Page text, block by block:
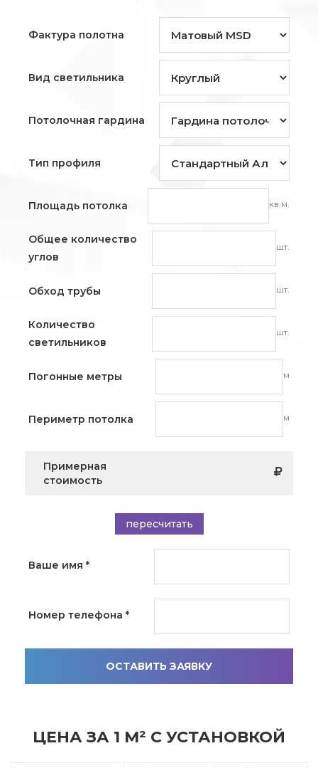
Фактура полотна
Вид светильника
Потолочная гардина
Тип профиля
Площадь потолка кв.м.
Общее количество
углов
шт.
Обход трубы шт.
Количество
светильников
шт.
Погонные метры м
Периметр потолка м
Примерная
стоимость
пересчитать
Ваше имя *
Номер телефона *
ОСТАВИТЬ ЗАЯВКУ
ЦЕНА ЗА 1 М² С УСТАНОВКОЙ